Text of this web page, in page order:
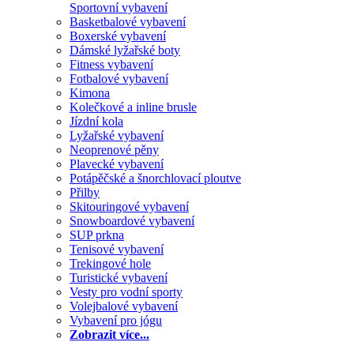
Sportovní vybavení
Basketbalové vybavení
Boxerské vybavení
Dámské lyžařské boty
Fitness vybavení
Fotbalové vybavení
Kimona
Kolečkové a inline brusle
Jízdní kola
Lyžařské vybavení
Neoprenové pěny
Plavecké vybavení
Potápěčské a šnorchlovací ploutve
Přilby
Skitouringové vybavení
Snowboardové vybavení
SUP prkna
Tenisové vybavení
Trekingové hole
Turistické vybavení
Vesty pro vodní sporty
Volejbalové vybavení
Vybavení pro jógu
Zobrazit více...